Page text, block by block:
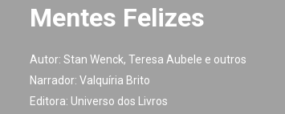
Mentes Felizes
Autor: Stan Wenck, Teresa Aubele e outros
Narrador: Valquíria Brito
Editora: Universo dos Livros